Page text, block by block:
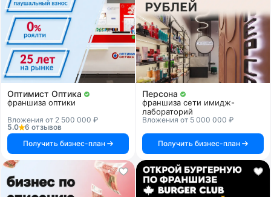
Оптимист Оптика
франшиза оптики
Вложения от 2 500 000 ₽
5.0
6 отзывов
Получить бизнес-план
Персона
франшиза сети имидж-
лабораторий
Вложения от 5 000 000 ₽
Получить бизнес-план